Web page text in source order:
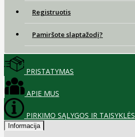
Registruotis
Pamiršote slaptažodį?
PRISTATYMAS
APIE MUS
PIRKIMO SĄLYGOS IR TAISYKLĖS
Informacija